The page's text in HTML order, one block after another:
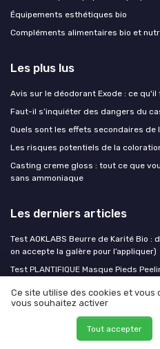
Équipements esthétiques bio
Compléments alimentaires bio et
Les plus lus
Avis sur le déodorant Exode : ce
Faut-il s’inquiéter des dangers du
Quels sont les effets secondaires de
Les risques potentiels de la
Casting creme gloss : tout ce que
sans ammoniaque
Les derniers articles
Test AOKLABS Beurre de Karité Bio
on accepte la galère pour l’appliquer)
Test PLANTIFIQUE Masque Pieds
Test Green Fadel Savon d'Alep (lot
Test Artisam Huile de pépins de
âge, mais pas magique
Ce site utilise des cookies et vous
vous souhaitez activer
Tout accepter